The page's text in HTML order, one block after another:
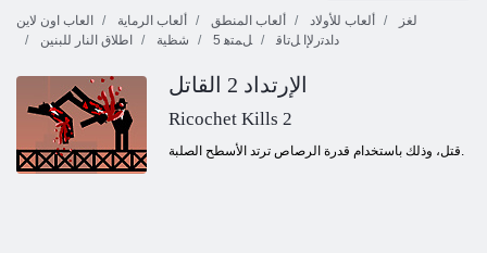
العاب اون لاين
ألعاب الرماية ألعاب المنطق ألعاب للأولاد
لغز
اطلاق النار للبنين
شظية 5 ﻞﻤﺘﻫ ﺩﺍﺪﺗﺭﻹ ﺍ ﻞﺗﺎﻗ
الإرتداد 2 القاتل
Ricochet Kills 2
قتل، وذلك باستخدام قدرة الرصاص ترتد الأسطح الصلبة.